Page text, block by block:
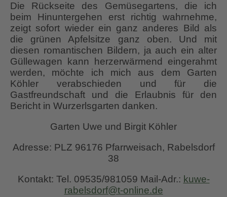
Die Rückseite des Gemüsegartens, die ich
beim Hinuntergehen erst richtig wahrnehme,
zeigt sofort wieder ein ganz anderes Bild als
die grünen Apfelsitze ganz oben. Und mit
diesen romantischen Bildern, ja auch ein alter
Güllewagen kann herzerwärmend eingerahmt
werden, möchte ich mich aus dem Garten
Köhler verabschieden und für die
Gastfreundschaft und die Erlaubnis für den
Bericht in Wurzerlsgarten danken.
Garten Uwe und Birgit Köhler
Adresse: PLZ 96176 Pfarrweisach, Rabelsdorf
38
Kontakt: Tel. 09535/981059 Mail-Adr.: kuwe-
rabelsdorf@t-online.de